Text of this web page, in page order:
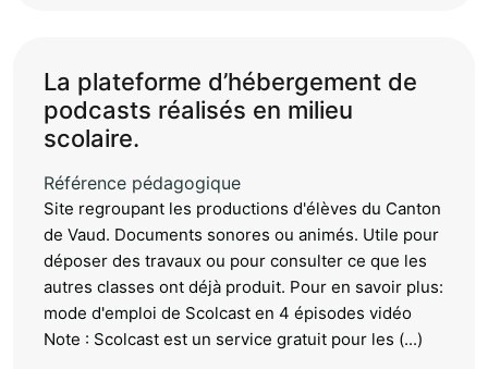
La plateforme d’hébergement de
podcasts réalisés en milieu
scolaire.
Référence pédagogique
Site regroupant les productions d'élèves du Canton
de Vaud. Documents sonores ou animés. Utile pour
déposer des travaux ou pour consulter ce que les
autres classes ont déjà produit. Pour en savoir plus:
mode d'emploi de Scolcast en 4 épisodes vidéo
Note : Scolcast est un service gratuit pour les (...)